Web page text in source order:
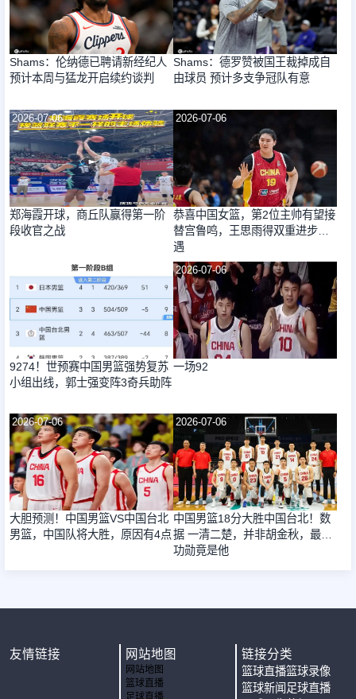
Shams：伦纳德已聘请新经纪人
预计本周与猛龙开启续约谈判
Shams：德罗赞被国王裁掉成自
由球员 预计多支争冠队有意
2026-07-06
郑海霞开球，商丘队赢得第一阶
段收官之战
2026-07-06
恭喜中国女篮，第2位主帅有望接
替宫鲁鸣，王思雨得双重进步机
遇
9274！世预赛中国男篮强势复苏
小组出线，郭士强变阵3奇兵助阵
2026-07-06
一场92
2026-07-06
大胆预测！中国男篮VS中国台北
男篮，中国队将大胜，原因有4点
2026-07-06
中国男篮18分大胜中国台北！数
据 一清二楚，并非胡金秋，最大
功勋竟是他
友情链接 网站地图
网站地图
篮球直播
足球直播
链接分类
篮球直播篮球录像
篮球新闻 足球直播